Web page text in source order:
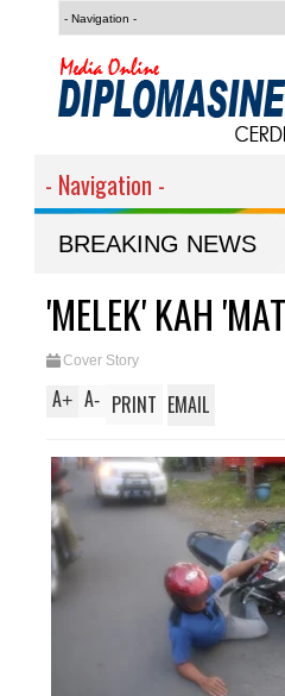
BREAKING NEWS
Kemerdekaan ke-81 RI, Kalapas
'MELEK' KAH
Cover Story
A+ A- PRINT EMAIL